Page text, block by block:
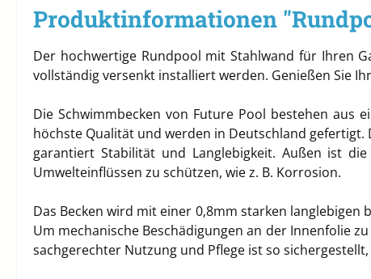
Produktinformationen
Der hochwertige Rundpool mit Stahlwand für Ihren
vollständig versenkt installiert werden. Genießen Sie
Die Schwimmbecken von Future Pool bestehen aus
höchste Qualität und werden in Deutschland gefertigt.
garantiert Stabilität und Langlebigkeit. Außen ist
Umwelteinflüssen zu schützen, wie z. B. Korrosion.
Das Becken wird mit einer 0,8mm starken
Um mechanische Beschädigungen an der Innenfolie
sachgerechter Nutzung und Pflege ist so